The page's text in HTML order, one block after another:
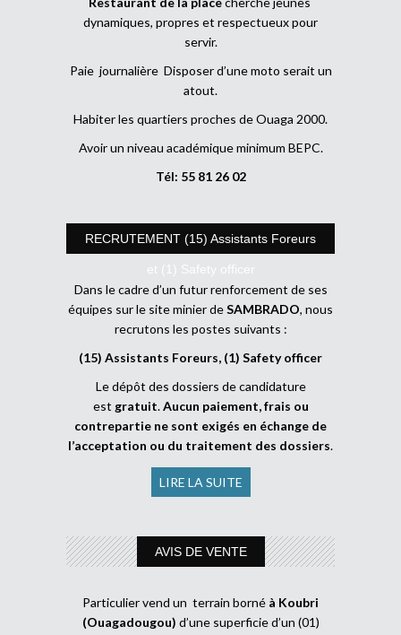
dynamiques, propres et respectueux pour
servir.
Paie journalière Disposer d’une moto serait un
atout.
Habiter les quartiers proches de Ouaga 2000.
Avoir un niveau académique minimum BEPC.
Tél: 55 81 26 02
RECRUTEMENT (15) Assistants Foreurs
et (1) Safety officer
Dans le cadre d’un futur renforcement de ses
équipes sur le site minier deSAMBRADO, nous
recrutons les postes suivants :
(15) Assistants Foreurs, (1) Safety officer
Le dépôt des dossiers de candidature
est gratuit.Aucun paiement, frais ou
contrepartie ne sont exigés en échange de
l’acceptation ou du traitement des dossiers.
LIRE LA SUITE
AVIS DE VENTE
Particulier vend un terrain borné à Koubri
(Ouagadougou) d’une superficie d’un (01)